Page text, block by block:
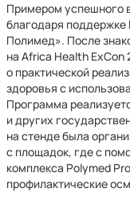
Примером успешного
благодаря
Полимед». После
на Africa Health ExCon
о практической
здоровья с
Программа
и других
на стенде была
с площадок, где с
комплекса Polymed
профилактические